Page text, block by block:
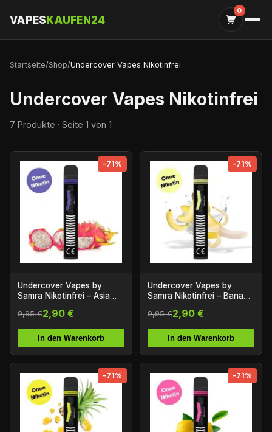
VAPESKAUFEN24
0
Startseite/Shop/Undercover Vapes Nikotinfrei
Undercover Vapes Nikotinfrei
7 Produkte · Seite 1 von 1
-71%
Undercover Vapes by
Samra Nikotinfrei – Asia
9,95 €2,90 €
In den Warenkorb
-71%
Undercover Vapes by
Samra Nikotinfrei – Banana
9,95 €2,90 €
In den Warenkorb
-71% -71%